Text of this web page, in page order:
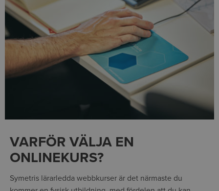
VARFÖR VÄLJA EN
ONLINEKURS?
Symetris lärarledda webbkurser är det närmaste du